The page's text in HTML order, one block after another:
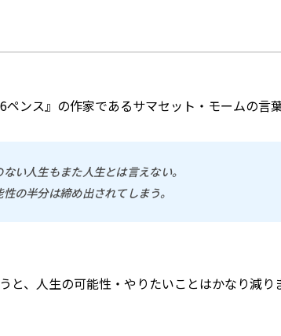
ンス』の作家であるサマセット・モームの言葉
い人生もまた人生とは言えない。
の半分は締め出されてしまう。
と、人生の可能性・やりたいことはかなり減り